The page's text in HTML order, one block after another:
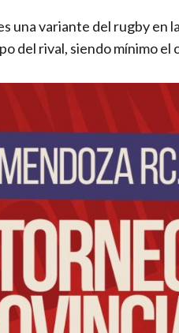
una variante del rugby en
del rival, siendo mínimo